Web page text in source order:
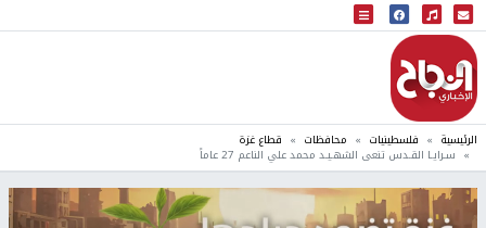
البث المباشر
إذاعة النجاح
الرئيسية فلسطينيات محافظات قطاع غزة
سـرايـا القـدس تنعى الشهـيـد محمد علي الناعم 27 عاماً